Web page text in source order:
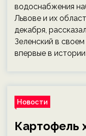
водоснабжения
Львове и их
декабря,
Зеленский в
впервые в
Новости
Картофель